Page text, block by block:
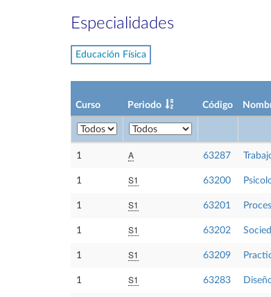
Especialidades
Educación Física
Curso Periodo Código
1 A 63287
1 S1 63200
1 S1 63201
1 S1 63202
1 S1 63209
1 S1 63283